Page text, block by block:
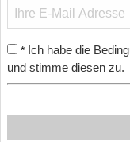
* Ich habe die
und stimme diesen zu.